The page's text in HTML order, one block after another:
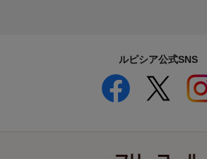
ルピシア公式SNS